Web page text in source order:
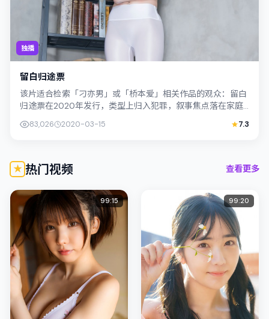
独播
留白归途票
该片适合检索「刁亦男」或「桥本爱」相关作品的观众：留白
归途票在2020年发行，类型上归入犯罪，叙事焦点落在家庭
83,026 2020-03-15 7.3
热门视频 查看更多
99:15 99:20